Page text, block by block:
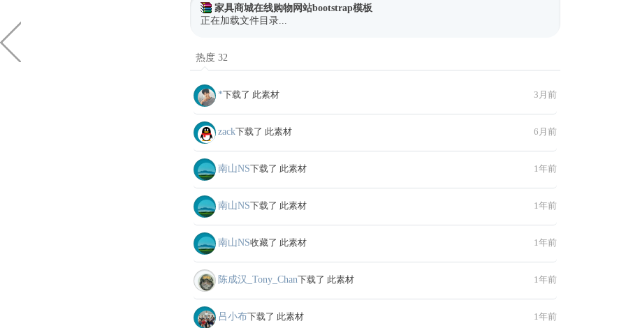
家具商城在线购物网站bootstrap模板
正在加载文件目录...
热度 32
*下载了 此素材 3月前
zack下载了 此素材 6月前
南山NS下载了 此素材 1年前
南山NS下载了 此素材 1年前
南山NS收藏了 此素材 1年前
陈成汉_Tony_Chan下载了 此素材 1年前
吕小布下载了 此素材 1年前